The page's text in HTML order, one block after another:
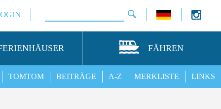
FÄHREN
LINKS
MERKLISTE
A-Z
BEITRÄGE
TOMTOM